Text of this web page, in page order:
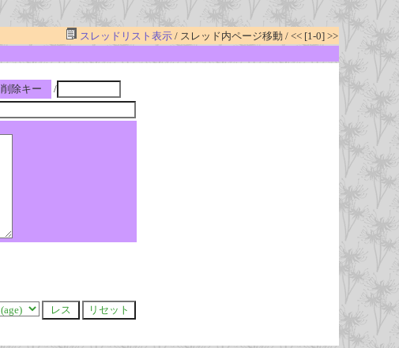
スレッドリスト表示/ スレッド内ページ移動 / << [1-0] >>
削除キー
/